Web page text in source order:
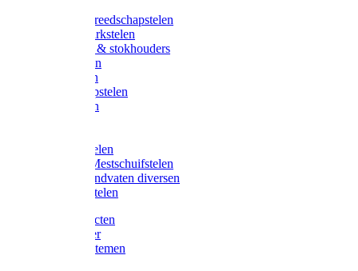
Overige gereedschapstelen
Bezem-/Harkstelen
Handvaten & stokhouders
Hamerstelen
Spadestelen
Graanschopstelen
Schopstelen
Gardena stelen
Sneeuw- /Mestschuifstelen
Stelen / Handvaten diversen
Telescoopstelen
Tuin producten
Fruitplukker
Ophangsystemen